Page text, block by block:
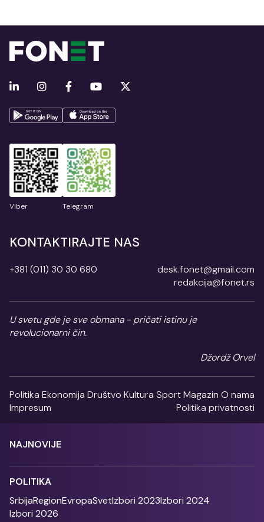
Viber Telegram
KONTAKTIRAJTE NAS
+381 (011) 30 30 680
desk.fonet@gmail.com
redakcija@fonet.rs
U svetu gde je sve obmana - pričati istinu je
revolucionarni čin.
Džordž Orvel
Politika Ekonomija Društvo Kultura SportMagazin O nama
Impresum
Politika privatnosti
NAJNOVIJE
POLITIKA
SrbijaRegionEvropaSvetIzbori 2023Izbori 2024
Izbori 2026